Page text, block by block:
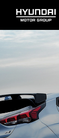
HYUNDAI
MOTOR
GROUP